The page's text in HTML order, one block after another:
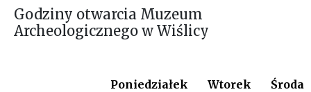
Godziny otwarcia Muzeum
Archeologicznego w Wiślicy
Poniedziałek Wtorek Środa